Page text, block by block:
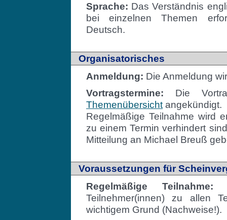
Sprache: Das Verständnis
bei einzelnen Themen
Deutsch.
Organisatorisches
Anmeldung: Die Anmeldung
Vortragstermine: Die
Themenübersicht angekündigt.
Regelmäßige Teilnahme wird
zu einem Termin verhindert
Mitteilung an Michael Breuß
Voraussetzungen für
Regelmäßige Teilnahme:
Teilnehmer(innen) zu allen
wichtigem Grund (Nachweise!).